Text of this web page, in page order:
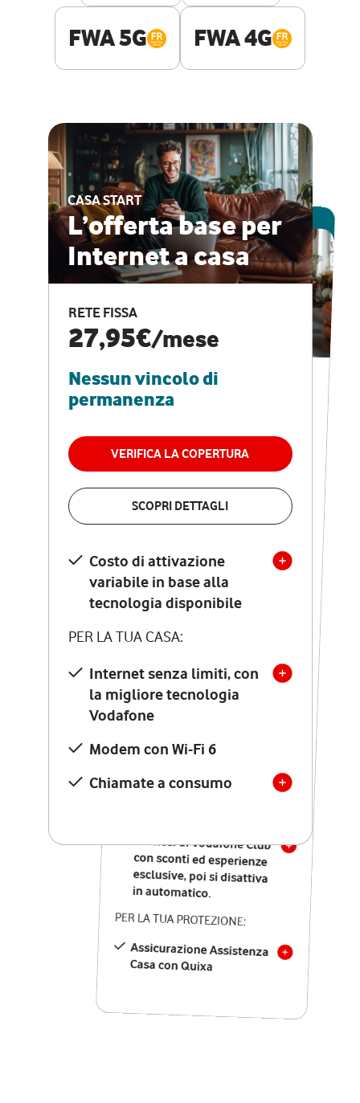
FWA 5G FWA 4G
CASA START
L’offerta base per
Internet a casa
RETE FISSA
27,95€/mese
Nessun vincolo di
permanenza
VERIFICA LA COPERTURA
SCOPRI DETTAGLI
Costo di attivazione
variabile in base alla
tecnologia disponibile
PER LA TUA CASA:
Internet senza limiti, con
la migliore tecnologia
Vodafone
Modem con Wi-Fi 6
Chiamate a consumo
ESCLUSIVA ONLINE
CASA PRO
Internet veloce e
vantaggi speciali
RETE FISSA + VODAFONE CLUB
29,95€
permanenza
VERIFICA LA COPERTURA
Costo di attivazione
variabile in base alla
tecnologia disponibile
PER LA TUA CASA:
Internet senza limiti, con
la migliore tecnologia
Vodafone
Modem Seven con Wi-Fi 7
Chiamate illimitate verso
numeri fissi e mobili
nazionali
12 mesi di Vodafone Club
con sconti ed esperienze
esclusive, poi si disattiva
in automatico.
PER LA TUA PROTEZIONE:
Assicurazione Assistenza
Casa con Quixa